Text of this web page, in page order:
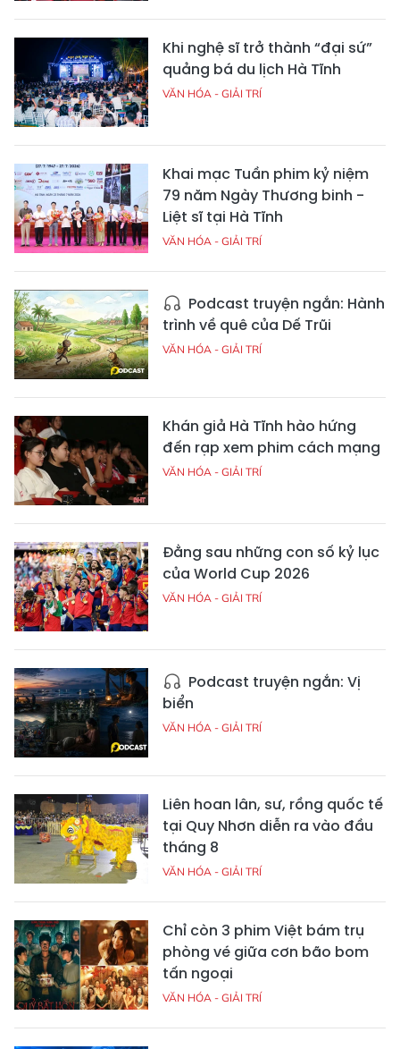
Khi nghệ sĩ trở thành “đại sứ”
quảng bá du lịch Hà Tĩnh
VĂN HÓA - GIẢI TRÍ
Khai mạc Tuần phim kỷ niệm
79 năm Ngày Thương binh -
Liệt sĩ tại Hà Tĩnh
VĂN HÓA - GIẢI TRÍ
Podcast truyện ngắn: Hành
trình về quê của Dế Trũi
VĂN HÓA - GIẢI TRÍ
Khán giả Hà Tĩnh hào hứng
đến rạp xem phim cách mạng
VĂN HÓA - GIẢI TRÍ
Đằng sau những con số kỷ lục
của World Cup 2026
VĂN HÓA - GIẢI TRÍ
Podcast truyện ngắn: Vị
biển
VĂN HÓA - GIẢI TRÍ
Liên hoan lân, sư, rồng quốc tế
tại Quy Nhơn diễn ra vào đầu
tháng 8
VĂN HÓA - GIẢI TRÍ
Chỉ còn 3 phim Việt bám trụ
phòng vé giữa cơn bão bom
tấn ngoại
VĂN HÓA - GIẢI TRÍ